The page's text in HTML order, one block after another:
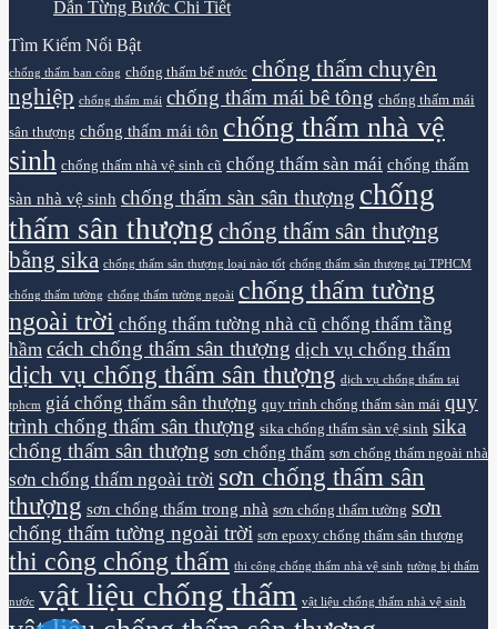
Dẫn Từng Bước Chi Tiết
Tìm Kiếm Nổi Bật
chống thấm ban công chống thấm bể nước chống thấm chuyên
nghiệp chống thấm mái chống thấm mái bê tông chống thấm mái
sân thượng chống thấm mái tôn chống thấm nhà vệ
sinh chống thấm nhà vệ sinh cũ chống thấm sàn mái chống thấm
sàn nhà vệ sinh chống thấm sàn sân thượng chống
thấm sân thượng chống thấm sân thượng
bằng sika chống thấm sân thượng loại nào tốt chống thấm sân thượng tại TPHCM
chống thấm tường chống thấm tường ngoài chống thấm tường
ngoài trời chống thấm tường nhà cũ chống thấm tầng
hầm cách chống thấm sân thượng dịch vụ chống thấm
dịch vụ chống thấm sân thượng dịch vụ chống thấm tại
tphcm giá chống thấm sân thượng quy trình chống thấm sàn mái quy
trình chống thấm sân thượng sika chống thấm sàn vệ sinh sika
chống thấm sân thượng sơn chống thấm sơn chống thấm ngoài nhà
sơn chống thấm ngoài trời sơn chống thấm sân
thượng sơn chống thấm trong nhà sơn chống thấm tường sơn
chống thấm tường ngoài trời sơn epoxy chống thấm sân thượng
thi công chống thấm thi công chống thấm nhà vệ sinh tường bị thấm
nước vật liệu chống thấm vật liệu chống thấm nhà vệ sinh